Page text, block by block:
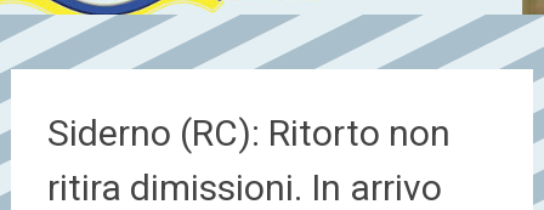
Siderno (RC): Ritorto non
ritira dimissioni. In arrivo